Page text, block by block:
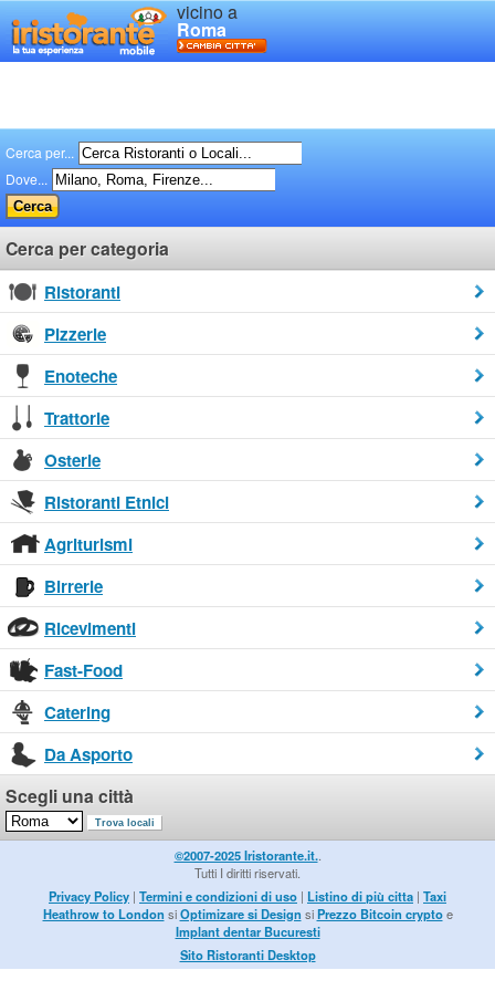
vicino a
Roma
Cerca per...
Dove...
Cerca per categoria
Ristoranti
Pizzerie
Enoteche
Trattorie
Osterie
Ristoranti Etnici
Agriturismi
Birrerie
Ricevimenti
Fast-Food
Catering
Da Asporto
Scegli una città
©2007-2025 Iristorante.it..
Tutti I diritti riservati.
Privacy Policy | Termini e condizioni di uso | Listino di più citta | Taxi
Heathrow to London siOptimizare si Design siPrezzo Bitcoin cryptoe
Implant dentar Bucuresti
Sito Ristoranti Desktop